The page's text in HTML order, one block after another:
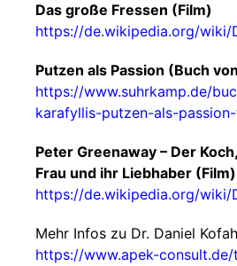
Das große Fressen (Film)
https://de.wikipedia.org/wiki/
Putzen als Passion (Buch
https://www.suhrkamp.de/
karafyllis-putzen-als-
Peter Greenaway – Der
Frau und ihr Liebhaber (Film)
https://de.wikipedia.org/wiki/
Mehr Infos zu Dr. Daniel
https://www.apek-